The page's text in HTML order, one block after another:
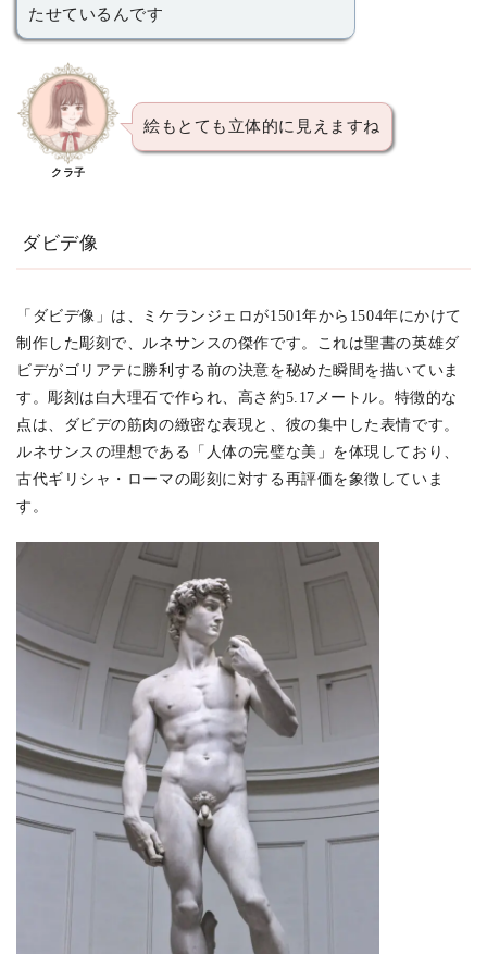
たせているんです
クラ子
絵もとても立体的に見えますね
ダビデ像
「ダビデ像」は、ミケランジェロが1501年から1504年にかけて
制作した彫刻で、ルネサンスの傑作です。これは聖書の英雄ダ
ビデがゴリアテに勝利する前の決意を秘めた瞬間を描いていま
す。彫刻は白大理石で作られ、高さ約5.17メートル。特徴的な
点は、ダビデの筋肉の緻密な表現と、彼の集中した表情です。
ルネサンスの理想である「人体の完璧な美」を体現しており、
古代ギリシャ・ローマの彫刻に対する再評価を象徴していま
す。